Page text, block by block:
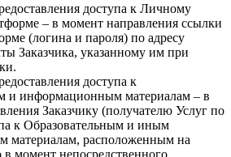
доступа к Личному
– в момент направления ссылки
(логина и пароля) по адресу
Заказчика, указанному им при
доступа к
и информационным материалам – в
Заказчику (получателю Услуг по
к Образовательным и иным
материалам, расположенным на
момент непосредственного